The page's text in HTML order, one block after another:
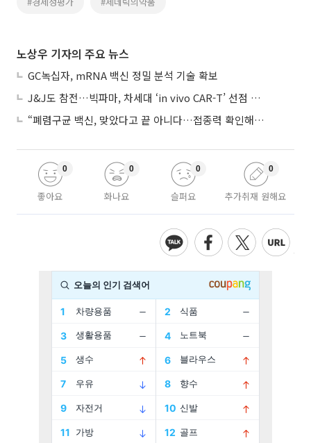
노상우 기자의 주요 뉴스
GC녹십자, mRNA 백신 정밀 분석 기술 확보
J&J도 참전…빅파마, 차세대 ‘in vivo CAR-T’ 선점 경쟁 본격화
“폐렴구균 백신, 맞았다고 끝 아니다…접종력 확인해야”
좋아요
0
화나요
0
슬퍼요
0
추가취재 원해요
0